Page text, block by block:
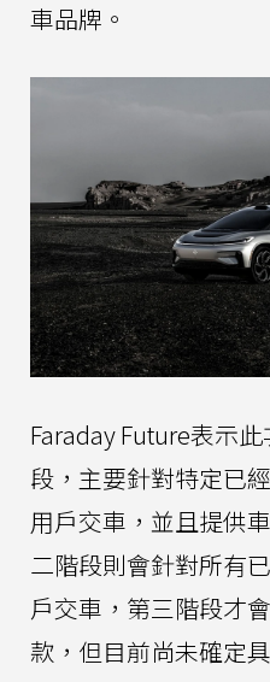
車品牌。
Faraday Future表示
段，主要針對特定已
用戶交車，並且提供
二階段則會針對所有
戶交車，第三階段才
款，但目前尚未確定